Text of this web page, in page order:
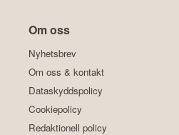
Om oss
Nyhetsbrev
Om oss & kontakt
Dataskyddspolicy
Cookiepolicy
Redaktionell policy